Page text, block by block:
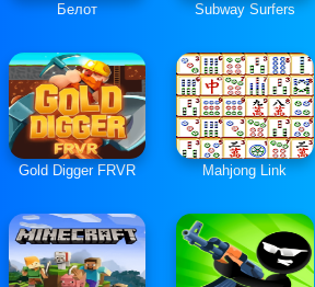
Белот Subway Surfers
Gold Digger FRVR Mahjong Link